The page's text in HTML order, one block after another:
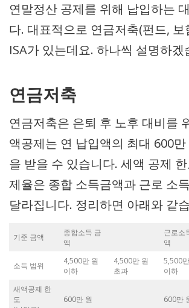
연말정산 공제를 위해 납입하는
다. 대표적으로 연금저축(펀드, 보
ISA가 있는데요. 하나씩 설명하겠
연금저축
연금저축은 은퇴 후 노후 대비를
액공제는 연 납입액의 최대 600
을 받을 수 있습니다. 세액 공제
제율은 종합 소득금액과 근로 소
달라집니다. 정리하면 아래와 같
기준 금액
종합소득 금
액
근로소
액
소득 범위
4,500만 원
이하
4,500만 원
초과
5,500
이하
새액공제 한
도
600만 원 600만